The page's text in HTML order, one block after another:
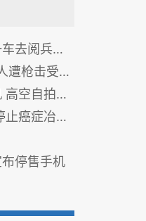
兵遭拒(图)
受重伤(图)
自拍(组图)
疗生命垂危
停售手机